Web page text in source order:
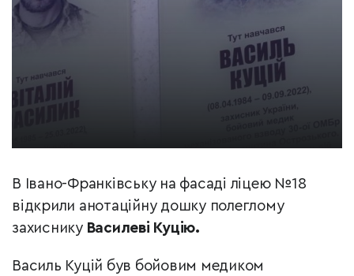
В Івано-Франківську на фасаді ліцею №18
відкрили анотаційну дошку полеглому
захиснику Василеві Куцію.
Василь Куцій був бойовим медиком